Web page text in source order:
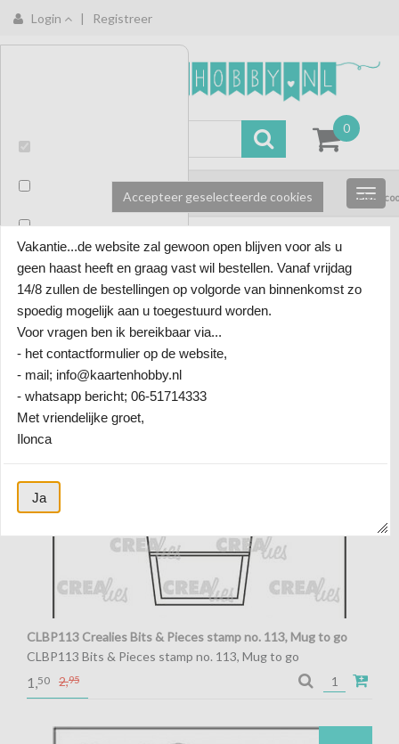
Login | Registreer
0
Merken/ Crealies
CLBP113 Crealies Bits & Pieces stamp no. 113, Mug to go
CLBP113 Bits & Pieces stamp no. 113, Mug to go
1,50 2,95
om
bezoek
te
slaan
geen
persoonlijke
gegevens
op.
Marketing
Accepteer geselecteerde cookies Weiger
Vakantie...de website zal gewoon open blijven voor als u
geen haast heeft en graag vast wil bestellen. Vanaf vrijdag
14/8 zullen de bestellingen op volgorde van binnenkomst zo
spoedig mogelijk aan u toegestuurd worden.
Voor vragen ben ik bereikbaar via...
- het contactformulier op de website,
- mail; info@kaartenhobby.nl
- whatsapp bericht; 06-51714333
Met vriendelijke groet,
Ilonca
Ja